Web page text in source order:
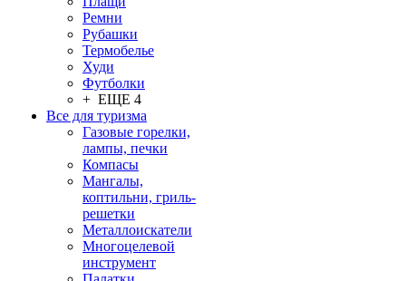
Ремни
Рубашки
Термобелье
Худи
Футболки
+ ЕЩЕ 4
Все для туризма
Газовые горелки,
лампы, печки
Компасы
Мангалы,
коптильни, гриль-
решетки
Металлоискатели
Многоцелевой
инструмент